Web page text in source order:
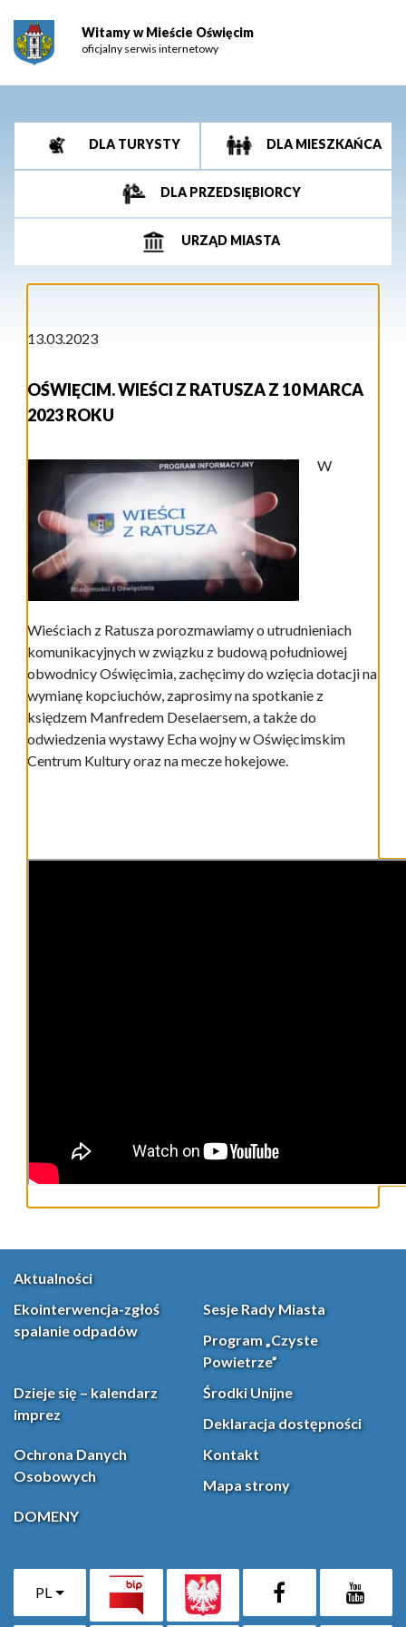
Witamy w Mieście Oświęcim
oficjalny serwis internetowy
DLA TURYSTY DLA MIESZKAŃCA
DLA PRZEDSIĘBIORCY
URZĄD MIASTA
13.03.2023
OŚWIĘCIM. WIEŚCI Z RATUSZA Z 10 MARCA
2023 ROKU
W
Wieściach z Ratusza porozmawiamy o utrudnieniach
komunikacyjnych w związku z budową południowej
obwodnicy Oświęcimia, zachęcimy do wzięcia dotacji na
wymianę kopciuchów, zaprosimy na spotkanie z
księdzem Manfredem Deselaersem, a także do
odwiedzenia wystawy Echa wojny w Oświęcimskim
Centrum Kultury oraz na mecze hokejowe.
Aktualności
Ekointerwencja-zgłoś
spalanie odpadów
Sesje Rady Miasta
Program „Czyste
Powietrze”
Dzieje się – kalendarz
imprez
Środki Unijne
Deklaracja dostępności
Ochrona Danych
Osobowych
Kontakt
Mapa strony
DOMENY
PL
(otwiera się w nowej karcie)Facebook